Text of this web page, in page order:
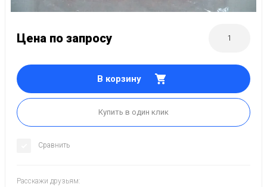
Цена по запросу
В корзину
Купить в один клик
Сравнить
Расскажи друзьям: